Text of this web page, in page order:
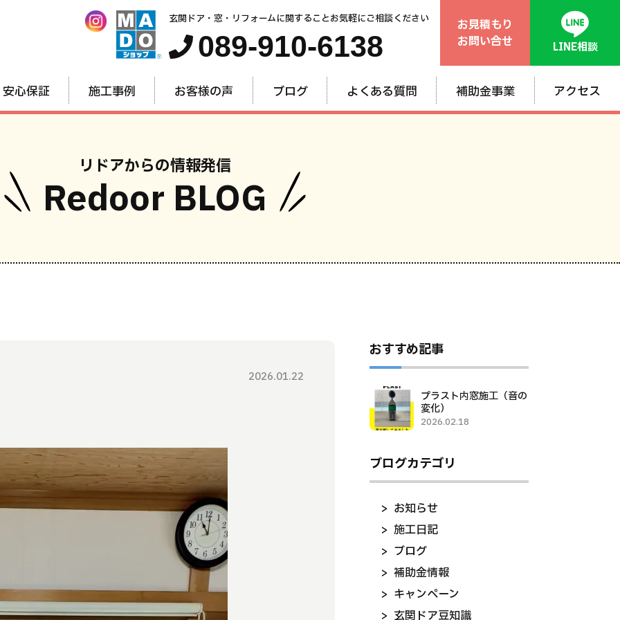
玄関ドア・窓・リフォームに関することお気軽にご相談ください
089-910-6138
お見積もり
お問い合せ
LINE相談
安心保証 施工事例 お客様の声 ブログ よくある質問 補助金事業 アクセス
リドアからの情報発信
Redoor BLOG
2026.01.22
おすすめ記事
プラスト内窓施工（音の
変化）
2026.02.18
ブログカテゴリ
お知らせ
施工日記
ブログ
補助金情報
キャンペーン
玄関ドア豆知識